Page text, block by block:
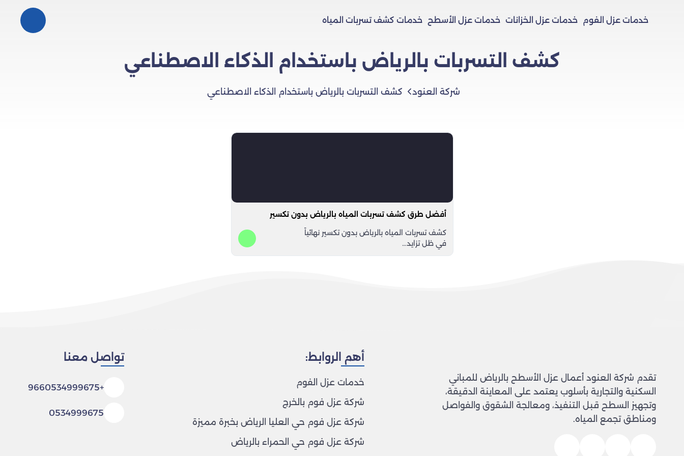
خدمات عزل الفوم خدمات عزل الخزانات خدمات عزل الأسطح خدمات كشف تسربات المياه
كشف التسربات بالرياض باستخدام الذكاء الاصطناعي
شركة العنود كشف التسربات بالرياض باستخدام الذكاء الاصطناعي
أفضل طرق كشف تسربات المياه بالرياض بدون تكسير
كشف تسربات المياه بالرياض بدون تكسير نهائياً
في ظل تزايد…
تقدم شركة العنود أعمال عزل الأسطح بالرياض للمباني
السكنية والتجارية بأسلوب يعتمد على المعاينة الدقيقة،
وتجهيز السطح قبل التنفيذ، ومعالجة الشقوق والفواصل
ومناطق تجمع المياه.
أهم الروابط:
خدمات عزل الفوم
شركة عزل فوم بالخرج
شركة عزل فوم حي العليا الرياض بخبرة مميزة
شركة عزل فوم حي الحمراء بالرياض
تواصل معنا
+9660534999675
0534999675